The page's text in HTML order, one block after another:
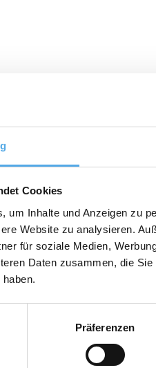
Cookies
um Inhalte und Anzeigen zu
Website zu analysieren.
für soziale Medien,
Daten zusammen, die
Präferenzen
Die Unternehmenskultur
vertreten werden.
der führenden Händler der
stets dabei unser Know-
anzupassen. Eine breite
Produktpalette durch den